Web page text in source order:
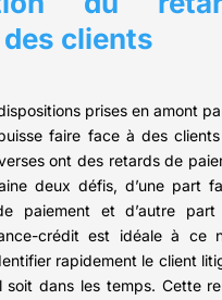
clients
prises en amont
faire face à des
ont des retards de
deux défis, d’une part
paiement et d’autre
crédit est idéale à ce
rapidement le client
soit dans les temps. Cette